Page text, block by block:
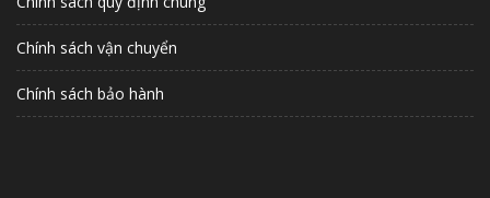
Chính sách vận chuyển
Chính sách bảo hành